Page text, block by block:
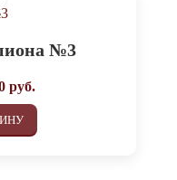
№3
руб.